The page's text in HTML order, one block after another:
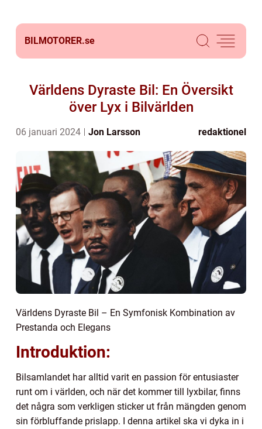
BILMOTORER.se
Världens Dyraste Bil: En Översikt
över Lyx i Bilvärlden
06 januari 2024 Jon Larsson redaktionel
Världens Dyraste Bil – En Symfonisk Kombination av
Prestanda och Elegans
Introduktion:
Bilsamlandet har alltid varit en passion för entusiaster
runt om i världen, och när det kommer till lyxbilar, finns
det några som verkligen sticker ut från mängden genom
sin förbluffande prislapp. I denna artikel ska vi dyka in i